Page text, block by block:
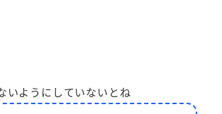
いようにしていないとね